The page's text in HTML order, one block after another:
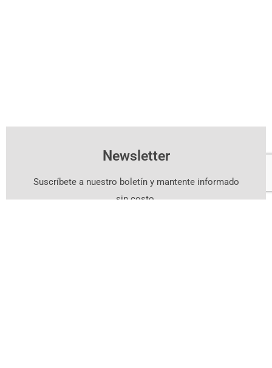
Newsletter
Suscríbete a nuestro boletín y mantente informado
sin costo.